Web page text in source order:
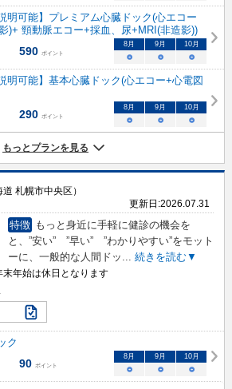
明可能】プレミアム心臓ドック(心エコー
)+ 頸動脈エコー+採血、尿+MRI(非造影))
590 ポイント
8 月 9 月 10月
○ ○ ○
明可能】基本心臓ドック(心エコー+心電図
290 ポイント
8 月 9 月 10月
○ ○ ○
もっとプランを見る
道 札幌市中央区）
更新日:2026.07.31
特徴 もっと身近に手軽に健診の機会を
と、”安い” ”早い” ”わかりやすい”をモット
ーに、一般的な人間ドッ ... 続きを読む▼
年始は休日となります
ク
90 ポイント
8月 9月 10月
○ ○ ○